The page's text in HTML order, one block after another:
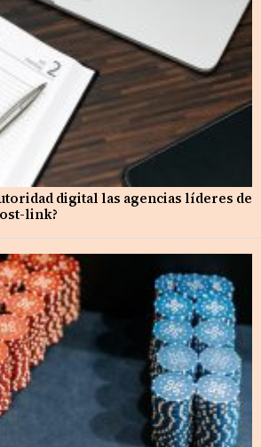
digital las agencias líderes de
link?